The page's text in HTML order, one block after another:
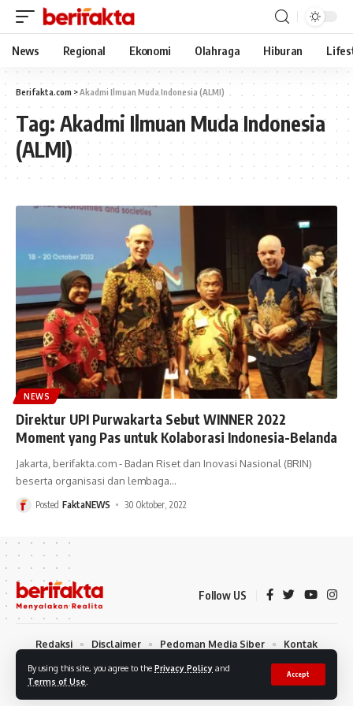
By using this site, you agree to the Privacy Policy and
Terms of Use
Accept
News Regional Ekonomi Olahraga Hiburan
Berifakta.com >Akadmi Ilmuan Muda Indonesia (ALMI)
Tag: Akadmi Ilmuan Muda Indonesia
(ALMI)
NEWS
Direktur UPI Purwakarta Sebut WINNER 2022
Moment yang Pas untuk Kolaborasi Indonesia-Belanda
Jakarta, berifakta.com - Badan Riset dan Inovasi Nasional (BRIN)
beserta organisasi dan lembaga…
Posted FaktaNEWS 30 Oktober, 2022
Follow US
© 2022 berifakta.com - All Rights Reserved.
Redaksi Disclaimer Pedoman Media Siber
Kontak